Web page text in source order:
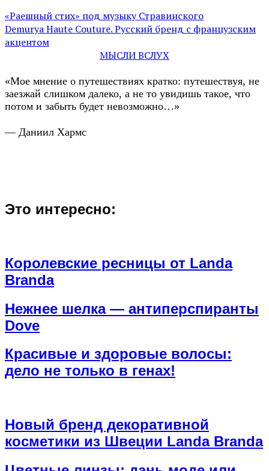
«Раешный стих» под музыку Стравинского
Demurya Haute Couture. Русский бренд с французским
акцентом
МЫСЛИ ВСЛУХ
«Мое мнение о путешествиях кратко: путешествуя, не
заезжай слишком далеко, а не то увидишь такое, что
потом и забыть будет невозможно…»
— Даниил Хармс
Это интересно:
Королевские ресницы от Landa
Branda
Нежнее шелка — антиперспиранты
Dove
Красивые и здоровые волосы:
дело не только в генах!
Новый бренд декоративной
косметики из Швеции Landa Branda